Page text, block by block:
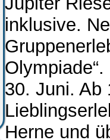
inklusive.
30. Juni. Ab
Herne und